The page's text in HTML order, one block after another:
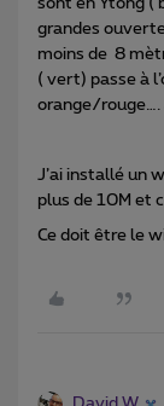
sont en Ytong (
grandes
moins de 8
( vert) passe à
orange/rouge….
J’ai installé un
plus de 10M et
Ce doit être le